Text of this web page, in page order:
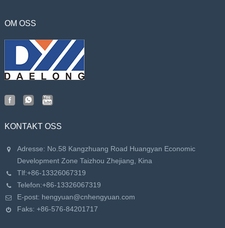
OM OSS
KONTAKT OSS
Adresse: No.58 Kangzhuang Road Huangyan Economic
Development Zone Taizhou Zhejiang, Kina
Tlf:+86-13326067319
Telefon:+86-13326067319
E-post: hengyuan@cnhengyuan.com
Faks: +86-576-84201717